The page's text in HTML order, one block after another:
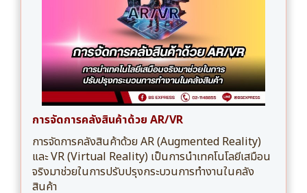
การจัดการคลังสินค้าด้วย AR/VR
การจัดการคลังสินค้าด้วย AR (Augmented Reality)
และ VR (Virtual Reality) เป็นการนำเทคโนโลยีเสมือน
จริงมาช่วยในการปรับปรุงกระบวนการทำงานในคลัง
สินค้า